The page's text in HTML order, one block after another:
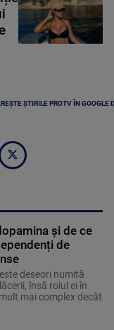
ȘTIRILE PROTV ÎN GOOGLE
și de ce
de
deseori numită
însă rolul ei în
mai complex decât